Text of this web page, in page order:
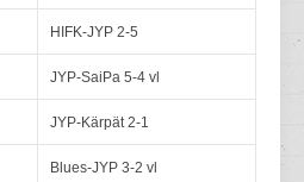
HIFK-JYP 2-5
JYP-SaiPa 5-4 vl
JYP-Kärpät 2-1
Blues-JYP 3-2 vl